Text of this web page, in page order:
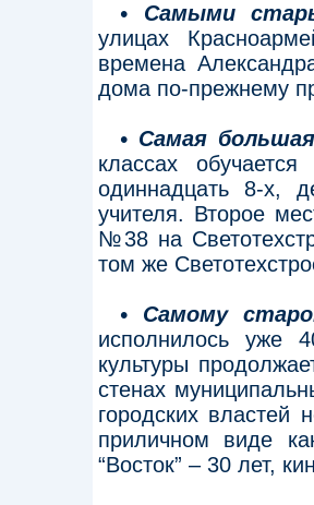
• Самыми
улицах
времена
дома по-прежнему
• Самая
классах
одиннадцать 8-х,
учителя. Второе
№38 на
том же
• Самому
исполнилось уже
культуры
стенах
городских властей
приличном виде
“Восток” – 30 лет,